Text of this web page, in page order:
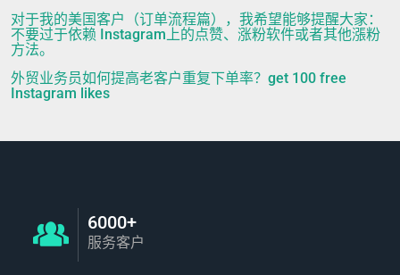
对于我的美国客户（订单流程篇），我希望能够提醒大家：
不要过于依赖 Instagram上的点赞、涨粉软件或者其他漲粉
方法。
外贸业务员如何提高老客户重复下单率？get 100 free
Instagram likes
6000+
服务客户